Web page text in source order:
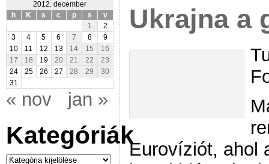
2012. december
h
K s c p s
v
1
2
3
4 5 6 7 8
9
10
11 12 13 14 15
16
17
18 19 20 21 22
23
24
25 26 27 28 29
30
31
« nov jan »
Kategóriák
Kategóriák
Ukrajna a
Eurovíziót, ahol